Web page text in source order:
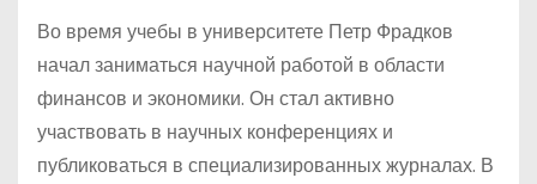
Во время учебы в университете Петр Фрадков
начал заниматься научной работой в области
финансов и экономики. Он стал активно
участвовать в научных конференциях и
публиковаться в специализированных журналах. В